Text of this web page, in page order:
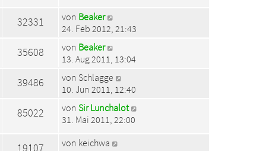
32331 von Beaker
24. Feb 2012, 21:43
35608 von Beaker
13. Aug 2011, 13:04
39486 von Schlagge
10. Jun 2011, 12:40
85022 von Sir Lunchalot
31. Mai 2011, 22:00
19107 von keichwa